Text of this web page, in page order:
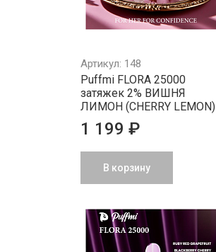
Артикул: 148
Puffmi FLORA 25000
затяжек 2% ВИШНЯ
ЛИМОН (CHERRY LEMON)
1 199 ₽
В корзину